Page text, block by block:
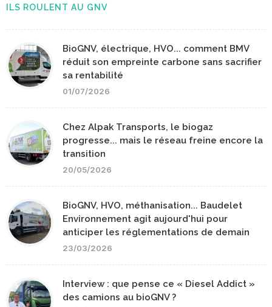
ILS ROULENT AU GNV
BioGNV, électrique, HVO... comment BMV
réduit son empreinte carbone sans sacrifier
sa rentabilité
01/07/2026
Chez Alpak Transports, le biogaz
progresse... mais le réseau freine encore la
transition
20/05/2026
BioGNV, HVO, méthanisation... Baudelet
Environnement agit aujourd'hui pour
anticiper les réglementations de demain
23/03/2026
Interview : que pense ce « Diesel Addict »
des camions au bioGNV ?